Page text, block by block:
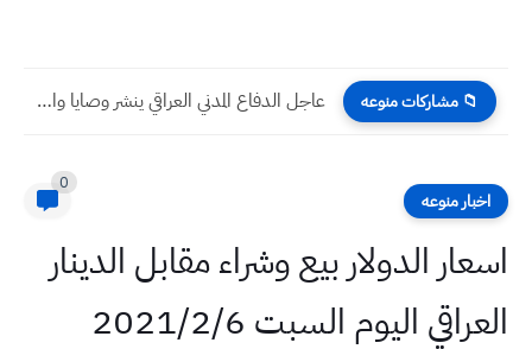
📁 مشاركات منوعه عاجل الدفاع المدني العراقي ينشر وصايا وارشادات للتعامل مع الهزات...
اخبار منوعه
0
اسعار الدولار بيع وشراء مقابل الدينار
العراقي اليوم السبت 2021/2/6